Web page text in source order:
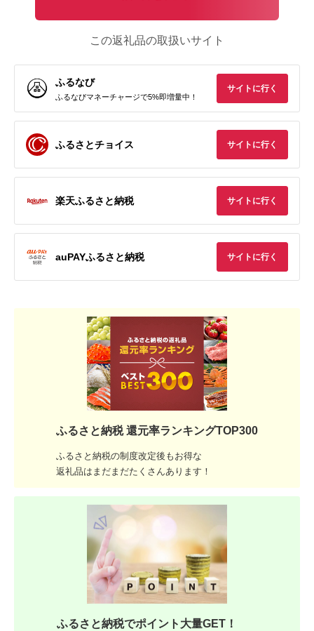
この返礼品の取扱いサイト
ふるなび
ふるなびマネーチャージで5%即増量中！
サイトに行く
ふるさとチョイス サイトに行く
楽天ふるさと納税 サイトに行く
auPAYふるさと納税 サイトに行く
ふるさと納税 還元率ランキングTOP300
ふるさと納税の制度改定後もお得な
返礼品はまだまだたくさんあります！
ふるさと納税でポイント大量GET！